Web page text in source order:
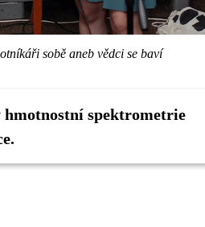
sobě aneb vědci se baví
spektrometrie